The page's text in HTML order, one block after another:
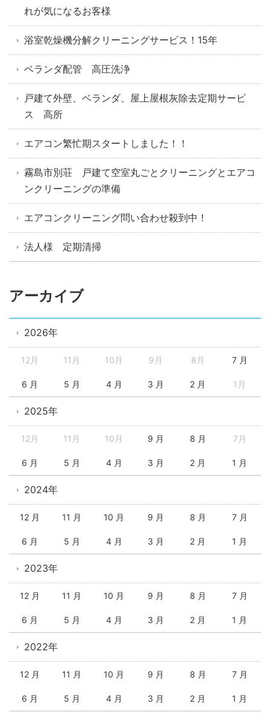
れが気になるお客様
浴室乾燥機分解クリーニングサービス！15年
ベランダ配管 高圧洗浄
戸建て外壁、ベランダ、屋上屋根灰除去定期サービ
ス 高所
エアコン繁忙期スタートしました！！
霧島市別荘 戸建て空室丸ごとクリーニングとエアコ
ンクリーニングの準備
エアコンクリーニング問い合わせ殺到中！
法人様 定期清掃
アーカイブ
2026年
12月 11月 10月 9月 8月 7 月
6 月 5 月 4 月 3 月 2 月 1月
2025年
12月 11月 10月 9 月 8 月 7月
6 月 5 月 4 月 3 月 2 月 1 月
2024年
12 月 11 月 10 月 9 月 8 月 7 月
6 月 5 月 4 月 3 月 2 月 1 月
2023年
12 月 11 月 10 月 9 月 8 月 7 月
6 月 5 月 4 月 3 月 2 月 1 月
2022年
12 月 11 月 10 月 9 月 8 月 7 月
6 月 5 月 4 月 3 月 2 月 1 月